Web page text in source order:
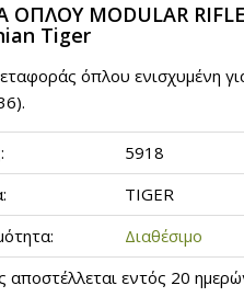
MODULAR
Tiger
όπλου ενισχυμένη
5918
TIGER
Διαθέσιμο
αποστέλλεται εντός 20